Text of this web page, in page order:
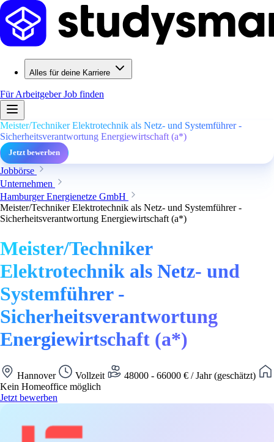
Alles für deine Karriere
Für ArbeitgeberJob finden
Meister/Techniker Elektrotechnik als Netz- und Systemführer -
Sicherheitsverantwortung Energiewirtschaft (a*)
Jetzt bewerben
Jobbörse
Unternehmen
Hamburger Energienetze GmbH
Meister/Techniker Elektrotechnik als Netz- und Systemführer -
Sicherheitsverantwortung Energiewirtschaft (a*)
Meister/Techniker
Elektrotechnik als Netz- und
Systemführer -
Sicherheitsverantwortung
Energiewirtschaft (a*)
Hannover Vollzeit
48000 - 66000 € / Jahr (geschätzt)
Kein Homeoffice möglich
Jetzt bewerben